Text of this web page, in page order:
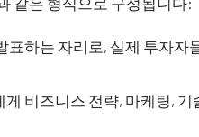
하는 자리로, 실제 투자자
비즈니스 전략, 마케팅, 기